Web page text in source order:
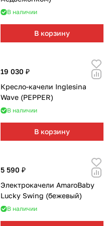
В наличии
В корзину
19 030 ₽
Кресло-качели Inglesina
Wave (PEPPER)
В наличии
В корзину
5 590 ₽
Электрокачели AmaroBaby
Lucky Swing (бежевый)
В наличии